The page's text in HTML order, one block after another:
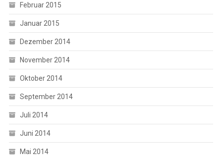
Februar 2015
Januar 2015
Dezember 2014
November 2014
Oktober 2014
September 2014
Juli 2014
Juni 2014
Mai 2014